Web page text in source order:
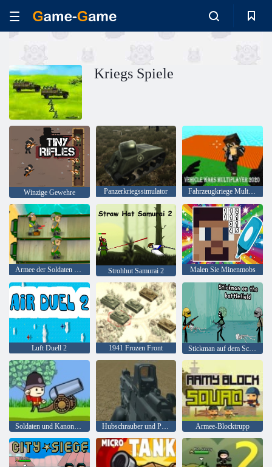
Kriegs Spiele
Winzige Gewehre Panzerkriegssimulator Fahrzeugkriege Multiplayer 2020
Armee der Soldaten Weltkrieg Strohhut Samurai 2 Malen Sie Minenmobs
Luft Duell 2 1941 Frozen Front Stickman auf dem Schlachtfeld
Soldaten und Kanonen: Mountain Attack Hubschrauber und Panzer Battle Desert Storm Multiplayer Armee-Blocktrupp